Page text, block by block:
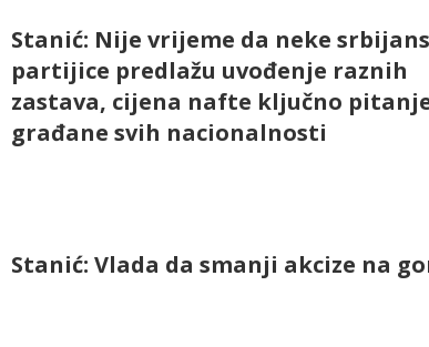
Stanić: Nije vrijeme da neke
partijice predlažu uvođenje raznih
zastava, cijena nafte ključno
građane svih nacionalnosti
Stanić: Vlada da smanji akcize na